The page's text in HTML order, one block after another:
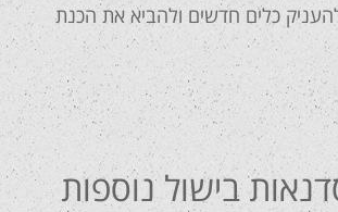
כלים חדשים ולהביא את הכנת
בישול נוספות